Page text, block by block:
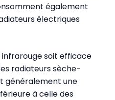
également
électriques
soit efficace
radiateurs sèche-
généralement une
à celle des